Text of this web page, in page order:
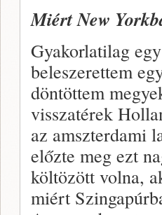
Miért New
Gyakorlatilag
beleszerettem
döntöttem
visszatérek
az amszterdami
előzte meg ezt
költözött volna,
miért